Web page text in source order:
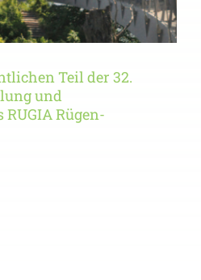
Teil der 32.
und
Rügen-